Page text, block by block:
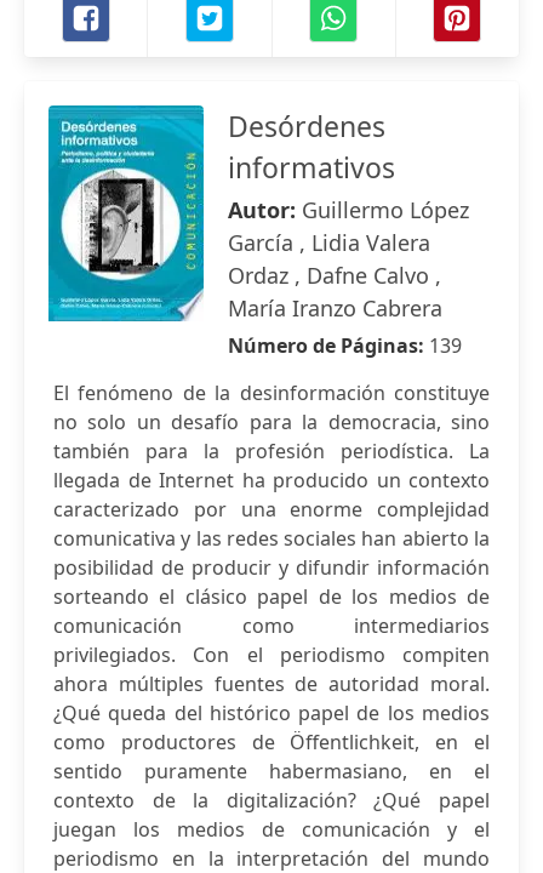
Desórdenes
informativos
Autor: Guillermo López
García , Lidia Valera
Ordaz , Dafne Calvo ,
María Iranzo Cabrera
Número de Páginas: 139
El fenómeno de la desinformación constituye
no solo un desafío para la democracia, sino
también para la profesión periodística. La
llegada de Internet ha producido un contexto
caracterizado por una enorme complejidad
comunicativa y las redes sociales han abierto la
posibilidad de producir y difundir información
sorteando el clásico papel de los medios de
comunicación como intermediarios
privilegiados. Con el periodismo compiten
ahora múltiples fuentes de autoridad moral.
¿Qué queda del histórico papel de los medios
como productores de Öffentlichkeit, en el
sentido puramente habermasiano, en el
contexto de la digitalización? ¿Qué papel
juegan los medios de comunicación y el
periodismo en la interpretación del mundo